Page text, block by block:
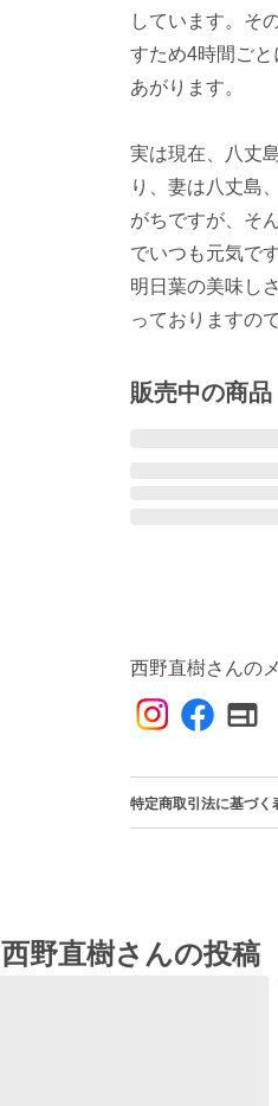
しています。そ
すため4時間ご
あがります。
実は現在、八丈
り、妻は八丈島
がちですが、そ
でいつも元気で
明日葉の美味し
販売中の商品
西野直樹さんの
特定商取引法に基づく
西野直樹さんの投稿